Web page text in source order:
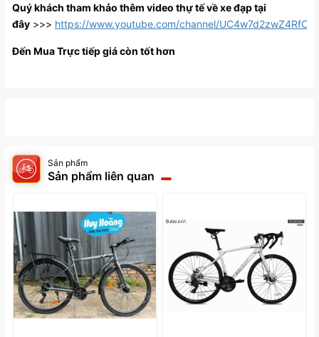
Quý khách tham khảo thêm video thự tế về xe đạp tại
đây >>> https://www.youtube.com/channel/
Đến Mua Trực tiếp giá còn tốt hơn
Sản phẩm
Sản phẩm liên quan